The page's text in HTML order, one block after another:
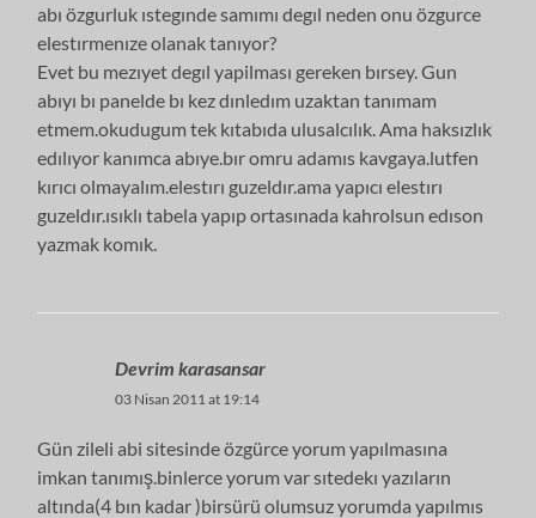
abı özgurluk ıstegınde samımı degıl neden onu özgurce
elestırmenıze olanak tanıyor?
Evet bu mezıyet degıl yapilması gereken bırsey. Gun
abıyı bı panelde bı kez dınledım uzaktan tanımam
etmem.okudugum tek kıtabıda ulusalcılık. Ama haksızlık
edılıyor kanımca abıye.bır omru adamıs kavgaya.lutfen
kırıcı olmayalım.elestırı guzeldır.ama yapıcı elestırı
guzeldır.ısıklı tabela yapıp ortasınada kahrolsun edıson
yazmak komık.
Devrim karasansar
03 Nisan 2011 at 19:14
Gün zileli abi sitesinde özgürce yorum yapılmasına
imkan tanımış.binlerce yorum var sıtedekı yazıların
altında(4 bın kadar )birsürü olumsuz yorumda yapılmıs